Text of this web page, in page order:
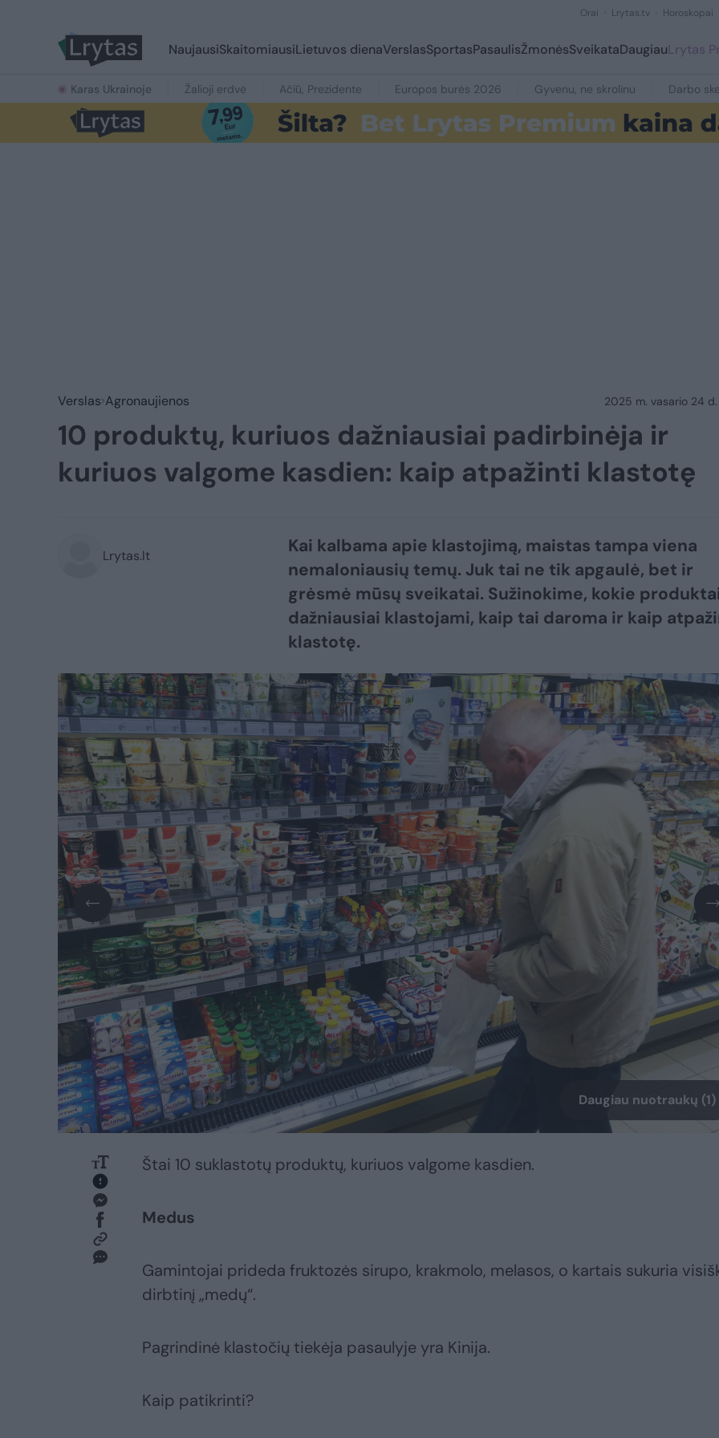
Orai Lrytas.tv Horoskopai
NaujausiSkaitomiausiLietuvos dienaVerslasSportasPasaulisŽmonėsSveikataDaugiauLrytas
Karas Ukrainoje Žalioji erdvė Ačiū, Prezidente Europos burės 2026 Gyvenu, ne skrolinu Darbo
Verslas Agronaujienos 2025 m. vasario 24 d.
10 produktų, kuriuos dažniausiai padirbinėja ir
kuriuos valgome kasdien: kaip atpažinti klastotę
Lrytas.lt
Kai kalbama apie klastojimą, maistas tampa viena
nemaloniausių temų. Juk tai ne tik apgaulė, bet ir
grėsmė mūsų sveikatai. Sužinokime, kokie
dažniausiai klastojami, kaip tai daroma ir kaip
klastotę.
Daugiau nuotraukų (1)
Štai 10 suklastotų produktų, kuriuos valgome kasdien.
Medus
Gamintojai prideda fruktozės sirupo, krakmolo, melasos, o kartais sukuria
dirbtinį „medų“.
Pagrindinė klastočių tiekėja pasaulyje yra Kinija.
Kaip patikrinti?